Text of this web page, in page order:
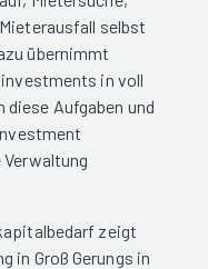
selbst
übernimmt
in voll
Aufgaben und
zeigt
in Groß Gerungs in